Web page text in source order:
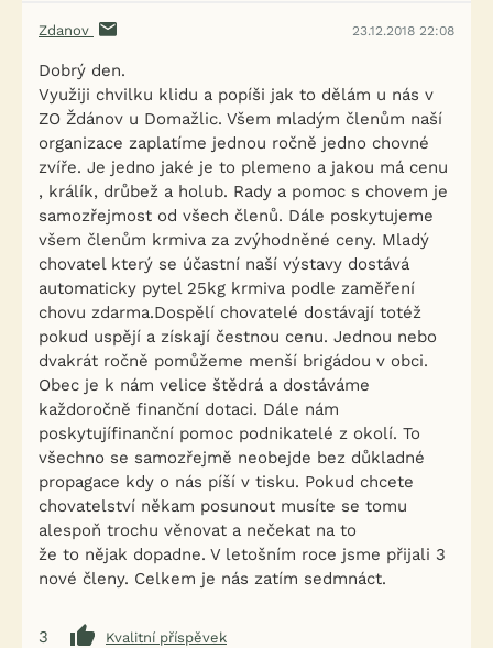
Zdanov 23.12.2018 22:08
Dobrý den.
Využiji chvilku klidu a popíši jak to dělám u nás v
ZO Ždánov u Domažlic. Všem mladým členům naší
organizace zaplatíme jednou ročně jedno chovné
zvíře. Je jedno jaké je to plemeno a jakou má cenu
, králík, drůbež a holub. Rady a pomoc s chovem je
samozřejmost od všech členů. Dále poskytujeme
všem členům krmiva za zvýhodněné ceny. Mladý
chovatel který se účastní naší výstavy dostává
automaticky pytel 25kg krmiva podle zaměření
chovu zdarma.Dospělí chovatelé dostávají totéž
pokud uspějí a získají čestnou cenu. Jednou nebo
dvakrát ročně pomůžeme menší brigádou v obci.
Obec je k nám velice štědrá a dostáváme
každoročně finanční dotaci. Dále nám
poskytujífinanční pomoc podnikatelé z okolí. To
všechno se samozřejmě neobejde bez důkladné
propagace kdy o nás píší v tisku. Pokud chcete
chovatelství někam posunout musíte se tomu
alespoň trochu věnovat a nečekat na to
že to nějak dopadne. V letošním roce jsme přijali 3
nové členy. Celkem je nás zatím sedmnáct.
3
Kvalitní příspěvek